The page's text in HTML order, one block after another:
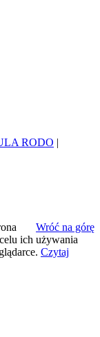
RODO |
Wróć na górę
ich używania
Czytaj